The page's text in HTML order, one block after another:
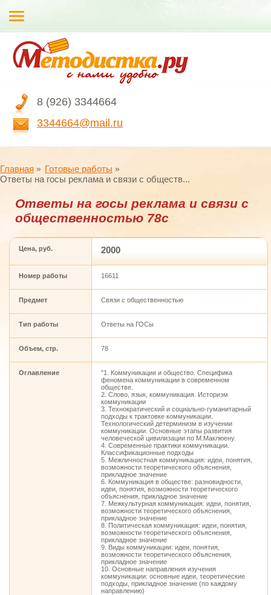
8 (926) 3344664
3344664@mail.ru
Главная
Готовые работы
Ответы на госы реклама и связи с обществ...
Ответы на госы реклама и связи с
общественностью 78с
Цена, руб. 2000
Номер работы 16611
Предмет Связи с общественностью
Тип работы Ответы на ГОСы
Объем, стр. 78
Оглавление
"1. Коммуникации и общество. Специфика
феномена коммуникации в современном
обществе.
2. Слово, язык, коммуникация. Историзм
коммуникации
3. Технократический и социально-гуманитарный
подходы к трактовке коммуникации.
Технологический детерминизм в изучении
коммуникации. Основные этапы развития
человеческой цивилизации по М.Маклюену.
4. Современные практики коммуникации.
Классификационные подходы
5. Межличностная коммуникация: идеи, понятия,
возможности теоретического объяснения,
прикладное значение
6. Коммуникация в обществе: разновидности,
идеи, понятия, возможности теоретического
объяснения, прикладное значение
7. Межкультурная коммуникация: идеи, понятия,
возможности теоретического объяснения,
прикладное значение
8. Политическая коммуникация: идеи, понятия,
возможности теоретического объяснения,
прикладное значение
9. Виды коммуникации: идеи, понятия,
возможности теоретического объяснения,
прикладное значение
10. Основные направления изучения
коммуникации: основные идеи, теоретические
подходы, прикладное значение (по каждому
направлению)